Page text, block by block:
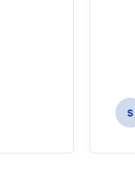
S